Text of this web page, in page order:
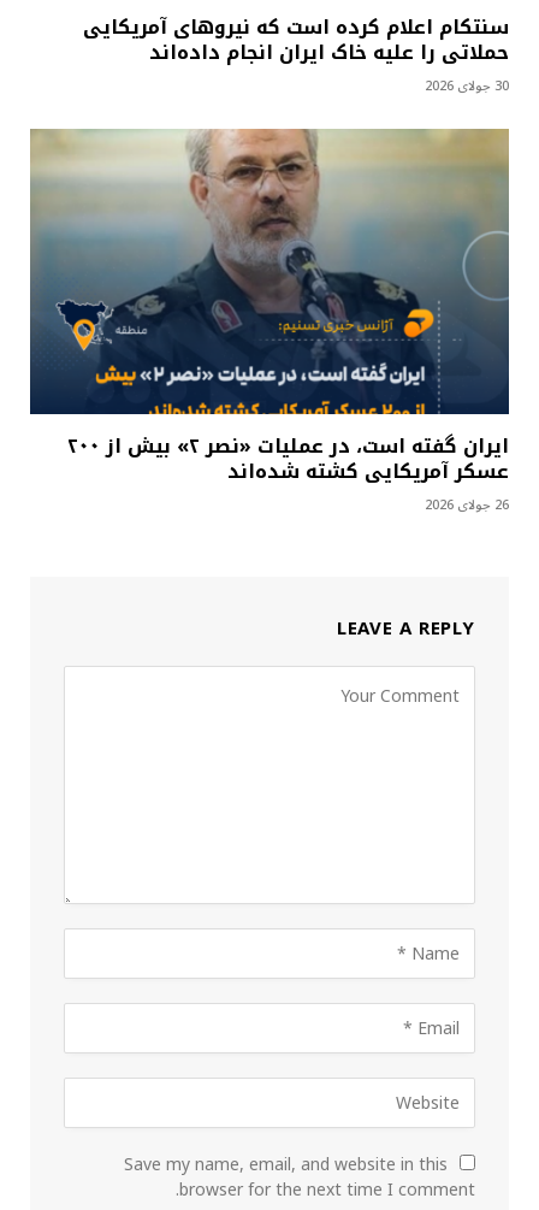
سنتکام اعلام کرده است که نیروهای آمریکایی
حملاتی را علیه خاک ایران انجام داده‌اند
30 جولای 2026
ایران گفته است، در عملیات «نصر ۲» بیش از ۲۰۰
عسکر آمریکایی کشته شده‌اند
26 جولای 2026
LEAVE A REPLY
Save my name, email, and website in this
browser for the next time I comment.